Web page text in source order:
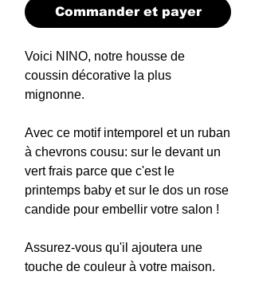
Commander et payer
Voici NINO, notre housse de
coussin décorative la plus
mignonne.
Avec ce motif intemporel et un ruban
à chevrons cousu: sur le devant un
vert frais parce que c'est le
printemps baby et sur le dos un rose
candide pour embellir votre salon !
Assurez-vous qu'il ajoutera une
touche de couleur à votre maison.